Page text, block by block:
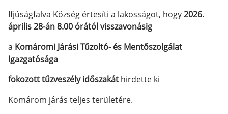
Ifjúságfalva Község értesíti a lakosságot, hogy2026.
április 28-án 8.00 órától visszavonásig
a Komáromi Járási Tűzoltó- és Mentőszolgálat
Igazgatósága
fokozott tűzveszély időszakát hirdette ki
Komárom járás teljes területére.